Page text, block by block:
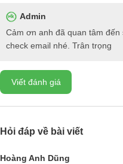
Nguyên lý hoạt động
Bồn trộn keo là một loại
nguyên lý khuấy trộn cơ học.
động đến cánh khuấy, khiến
phần của keo. Tốc độ và thời
Admin
Cảm ơn anh đã quan tâm đến
check email nhé. Trân trọng
Viết đánh giá
Hỏi đáp về bài viết
Hoàng Anh Dũng